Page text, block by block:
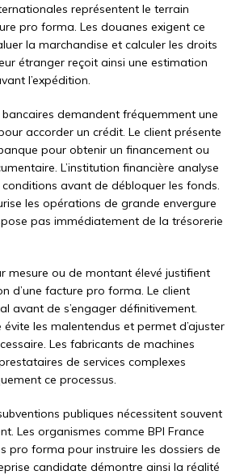
représentent le terrain
pro forma. Les douanes exigent ce
la marchandise et calculer les droits
étranger reçoit ainsi une estimation
l’expédition.
demandent fréquemment une
accorder un crédit. Le client présente
pour obtenir un financement ou
L’institution financière analyse
avant de débloquer les fonds.
les opérations de grande envergure
pas immédiatement de la trésorerie
mesure ou de montant élevé justifient
d’une facture pro forma. Le client
avant de s’engager définitivement.
les malentendus et permet d’ajuster
Les fabricants de machines
de services complexes
ce processus.
publiques nécessitent souvent
Les organismes comme BPI France
pro forma pour instruire les dossiers de
candidate démontre ainsi la réalité